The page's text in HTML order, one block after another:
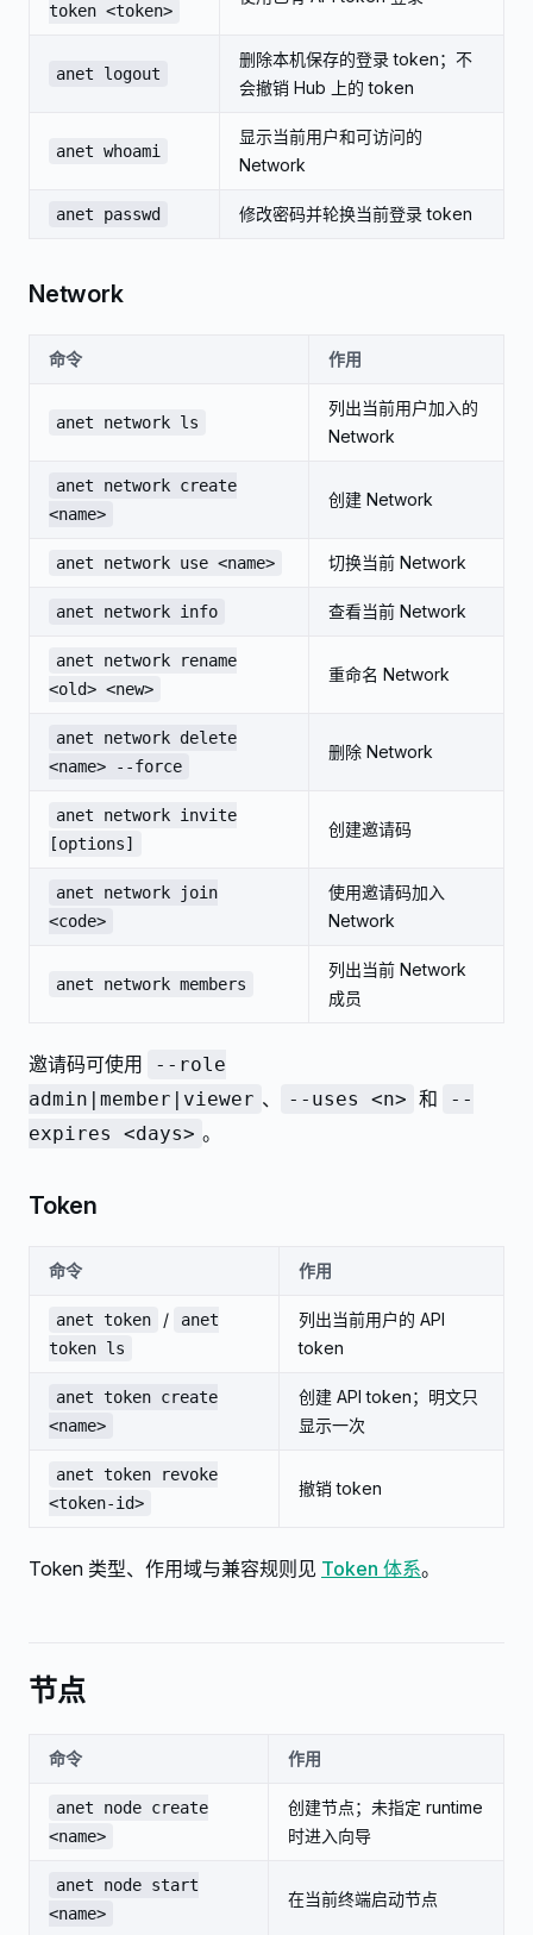
token <token>
anet logout
删除本机保存的登录 token；不
会撤销 Hub 上的 token
anet whoami
显示当前用户和可访问的
Network
anet passwd 修改密码并轮换当前登录 token
Network
命令 作用
anet network ls
列出当前用户加入的
Network
anet network create
<name>
创建 Network
anet network use <name> 切换当前 Network
anet network info 查看当前 Network
anet network rename
<old> <new>
重命名 Network
anet network delete
<name> --force
删除 Network
anet network invite
[options]
创建邀请码
anet network join
<code>
使用邀请码加入
Network
anet network members
列出当前 Network
成员
邀请码可使用
--role
admin|member|viewer 、 --uses <n> 和
--
expires <days> 。
Token
命令 作用
anet token /
anet
token ls
列出当前用户的 API
token
anet token create
<name>
创建 API token；明文只
显示一次
anet token revoke
<token-id>
撤销 token
Token 类型、作用域与兼容规则见 Token 体系。
节点
命令 作用
anet node create
<name>
创建节点；未指定 runtime
时进入向导
anet node start
<name>
在当前终端启动节点